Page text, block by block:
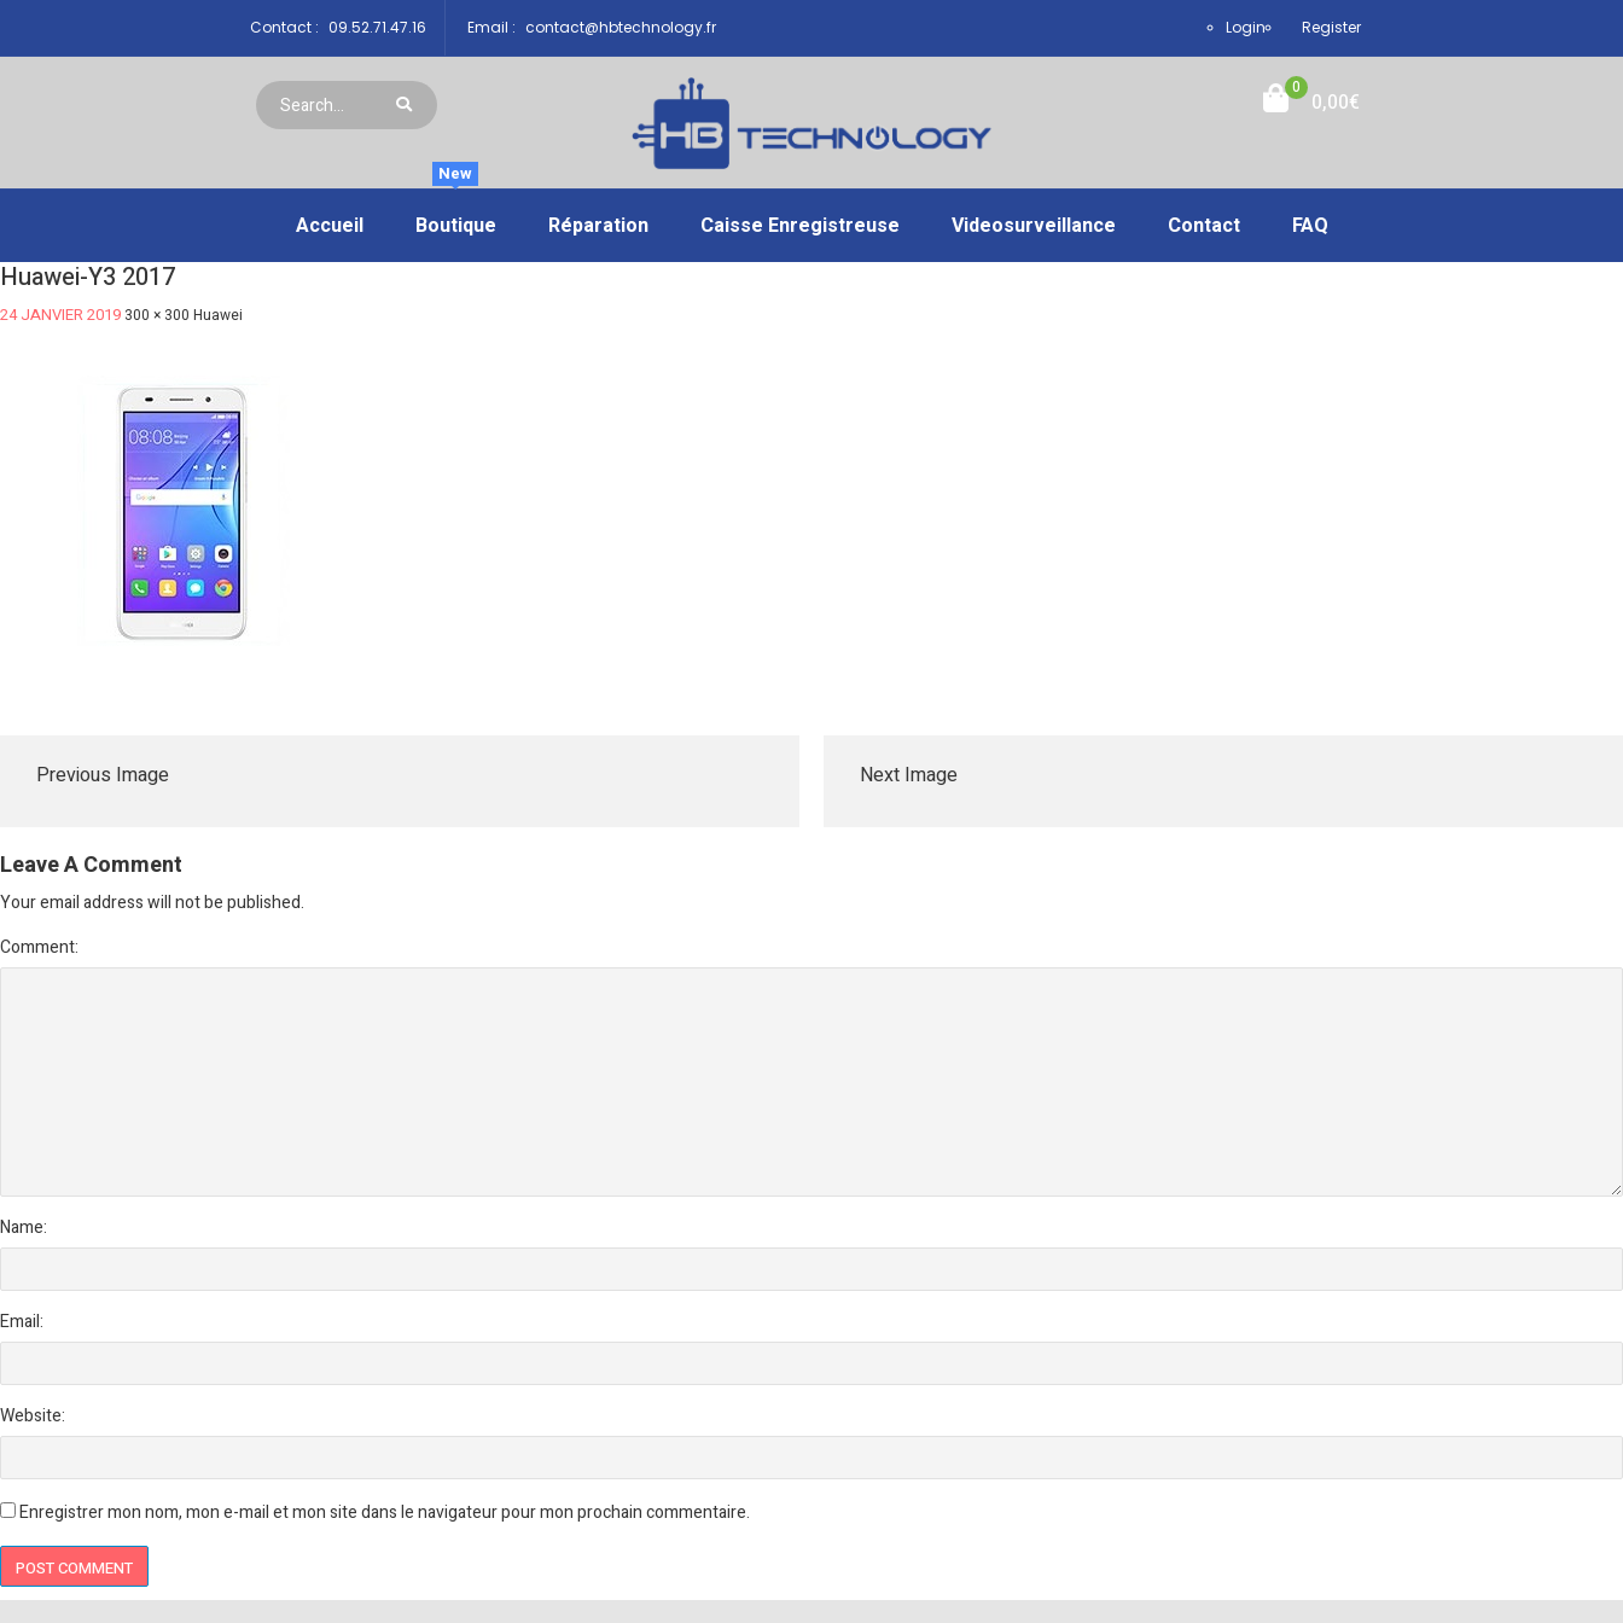
Contact : 09.52.71.47.16 Email : contact@hbtechnology.fr Login Register
0
0,00€
Accueil Boutique
New
Réparation Caisse Enregistreuse Videosurveillance Contact FAQ
Huawei-Y3 2017
24 JANVIER 2019 300 × 300 Huawei
Previous Image Next Image
Leave A Comment
Your email address will not be published.
Comment:
Name:
Email:
Website:
Enregistrer mon nom, mon e-mail et mon site dans le navigateur pour mon prochain commentaire.